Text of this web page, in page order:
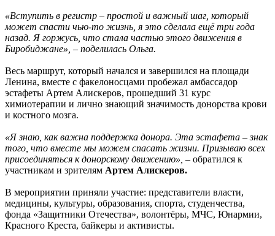
«Вступить в регистр – простой и важный шаг, который
может спасти чью-то жизнь, я это сделала ещё три года
назад. Я горжусь, что стала частью этого движения в
Биробиджане», – поделилась Ольга.
Весь маршрут, который начался и завершился на площади
Ленина, вместе с факелоносцами пробежал амбассадор
эстафеты Артем Алискеров, прошедший 31 курс
химиотерапии и лично знающий значимость донорства крови
и костного мозга.
«Я знаю, как важна поддержка донора. Эта эстафета – знак
того, что вместе мы можем спасать жизни. Призываю всех
присоединяться к донорскому движению», – обратился к
участникам и зрителям Артем Алискеров.
В мероприятии приняли участие: представители власти,
медицины, культуры, образования, спорта, студенчества,
фонда «Защитники Отечества», волонтёры, МЧС, Юнармии,
Красного Креста, байкеры и активисты.